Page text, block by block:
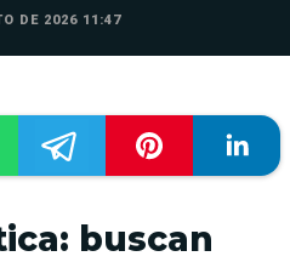
DE 2026 11:47
buscan